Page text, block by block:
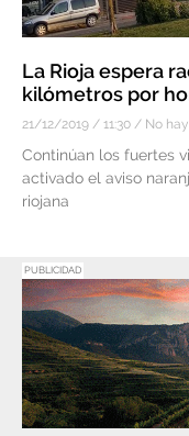
La Rioja espera
kilómetros por
21/12/2019 11:30 No
Continúan los fuertes
activado el aviso
riojana
PUBLICIDAD